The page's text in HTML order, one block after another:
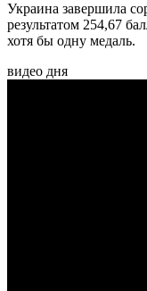
Украина завершила
результатом 254,67
хотя бы одну медаль.
видео дня